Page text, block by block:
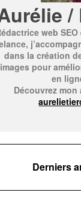
/
web
dans la création
pour
en
Découvrez
Derniers